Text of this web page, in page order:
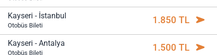
Kayseri - İstanbul
Otobüs Bileti 1.850 TL
Kayseri - Antalya
Otobüs Bileti 1.500 TL